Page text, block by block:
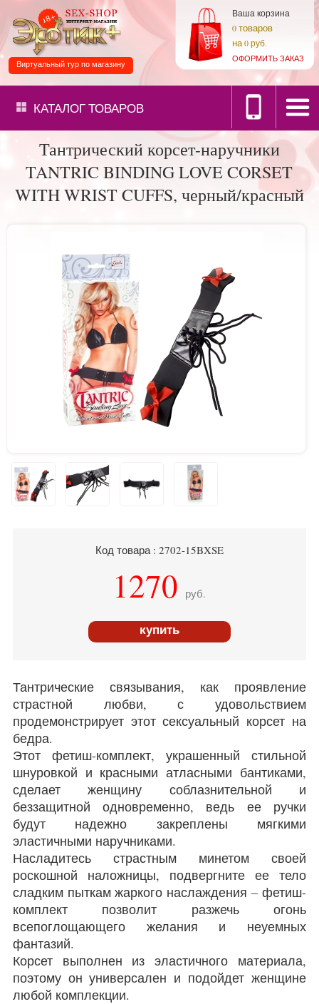
Ваша корзина
0товаров
на0 руб.
ОФОРМИТЬ ЗАКАЗ
Виртуальный тур по магазину
КАТАЛОГТОВАРОВ
Тантрический корсет-наручники
TANTRIC BINDING LOVE CORSET
WITH WRIST CUFFS, черный/красный
Код товара : 2702-15BXSE
1270 руб.
купить
Тантрические связывания, как проявление
страстной любви, с удовольствием
продемонстрирует этот сексуальный корсет на
бедра.
Этот фетиш-комплект, украшенный стильной
шнуровкой и красными атласными бантиками,
сделает женщину соблазнительной и
беззащитной одновременно, ведь ее ручки
будут надежно закреплены мягкими
эластичными наручниками.
Насладитесь страстным минетом своей
роскошной наложницы, подвергните ее тело
сладким пыткам жаркого наслаждения – фетиш-
комплект позволит разжечь огонь
всепоглощающего желания и неуемных
фантазий.
Корсет выполнен из эластичного материала,
поэтому он универсален и подойдет женщине
любой комплекции.